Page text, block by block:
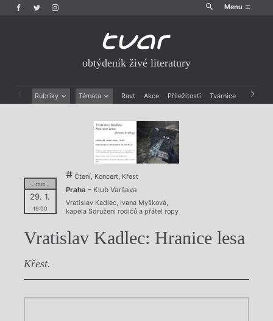
Menu
obtýdeník živé literatury
Rubriky Témata Ravt Akce Příležitosti Tvárnice Archiv
Drobná publicistika
Rozhovory
Historie kolonialismu
Dokument
Výroční ceny
= 2020 =
29. 1.
19:00
Čtení, Koncert, Křest
Praha – Klub Varšava
Vratislav Kadlec, Ivana Myšková,
kapela Sdružení rodičů a přátel ropy
Vratislav Kadlec: Hranice lesa
Křest.